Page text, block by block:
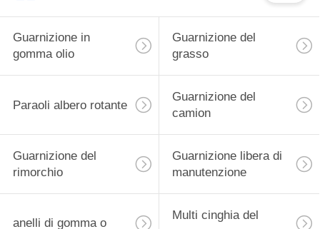
Guarnizione in
gomma olio
Guarnizione del
grasso
Paraoli albero rotante
Guarnizione del
camion
Guarnizione del
rimorchio
Guarnizione libera di
manutenzione
anelli di gomma o
Multi cinghia del